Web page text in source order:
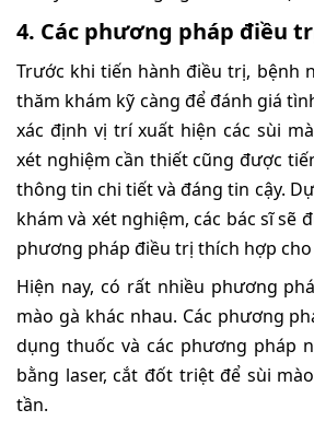
4. Các phương pháp điều
Trước khi tiến hành điều trị, bệnh
thăm khám kỹ càng để đánh giá
xác định vị trí xuất hiện các sùi
xét nghiệm cần thiết cũng được
thông tin chi tiết và đáng tin cậy.
khám và xét nghiệm, các bác sĩ sẽ
phương pháp điều trị thích hợp
Hiện nay, có rất nhiều phương
mào gà khác nhau. Các phương
dụng thuốc và các phương pháp
bằng laser, cắt đốt triệt để sùi
tần.